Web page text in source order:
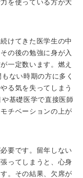
を使っている方が大
けてきた医学生の中
の後の勉強に身が入
一定数います。燃え
ない時期の方に多く
る気を失ってしまう
基礎医学で直接医師
チベーションの上が
要です。留年しない
ってしまうと、心身
。その結果、欠席が